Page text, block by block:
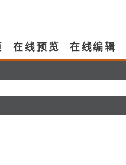
在线预览 在线编辑